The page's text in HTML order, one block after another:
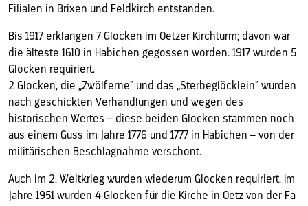
Filialen in Brixen und Feldkirch entstanden.
Bis 1917 erklangen 7 Glocken im Oetzer Kirchturm; davon war
die älteste 1610 in Habichen gegossen worden. 1917 wurden 5
Glocken requiriert.
2 Glocken, die „Zwölferne“ und das „Sterbeglöcklein“ wurden
nach geschickten Verhandlungen und wegen des
historischen Wertes – diese beiden Glocken stammen noch
aus einem Guss im Jahre 1776 und 1777 in Habichen – von der
militärischen Beschlagnahme verschont.
Auch im 2. Weltkrieg wurden wiederum Glocken requiriert. Im
Jahre 1951 wurden 4 Glocken für die Kirche in Oetz von der Fa